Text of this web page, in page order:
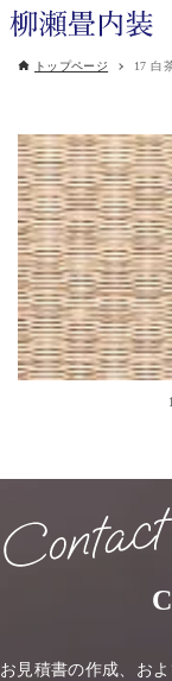
トップページ 17 白
お見積書の作成、お